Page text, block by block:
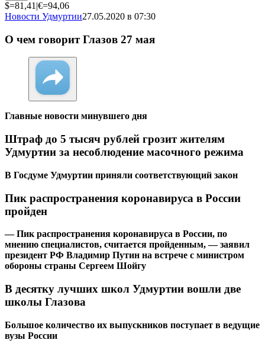
$=81,41 |€=94,06
Новости Удмуртии27.05.2020 в 07:30
О чем говорит Глазов 27 мая
Главные новости минувшего дня
Штраф до 5 тысяч рублей грозит жителям
Удмуртии за несоблюдение масочного режима
В Госдуме Удмуртии приняли соответствующий закон
Пик распространения коронавируса в России
пройден
— Пик распространения коронавируса в России, по
мнению специалистов, считается пройденным, — заявил
президент РФ Владимир Путин на встрече с министром
обороны страны Сергеем Шойгу
В десятку лучших школ Удмуртии вошли две
школы Глазова
Большое количество их выпускников поступает в ведущие
вузы России